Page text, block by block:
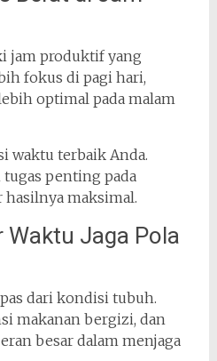
jam produktif yang
fokus di pagi hari,
optimal pada malam
waktu terbaik Anda.
penting pada
maksimal.
Jaga Pola
dari kondisi tubuh.
makanan bergizi, dan
besar dalam menjaga